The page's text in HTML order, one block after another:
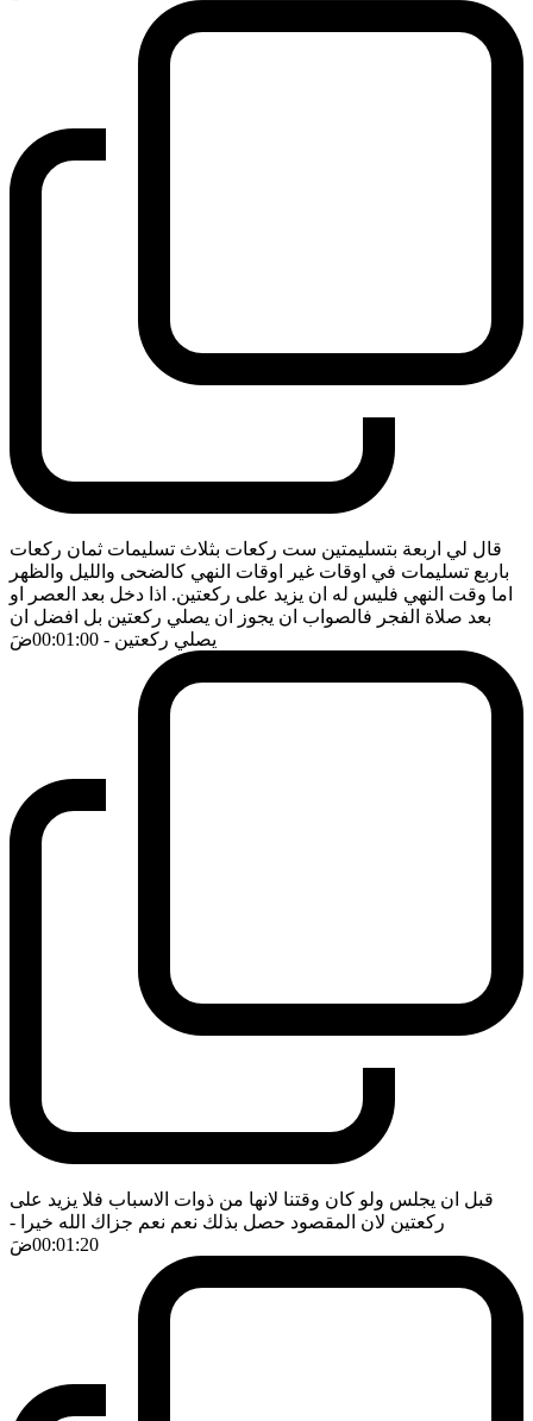
قال لي اربعة بتسليمتين ست ركعات بثلاث تسليمات ثمان ركعات
باربع تسليمات في اوقات غير اوقات النهي كالضحى والليل والظهر
اما وقت النهي فليس له ان يزيد على ركعتين. اذا دخل بعد العصر او
بعد صلاة الفجر فالصواب ان يجوز ان يصلي ركعتين بل افضل ان
يصلي ركعتين - 00:01:00 ضَ
قبل ان يجلس ولو كان وقتنا لانها من ذوات الاسباب فلا يزيد على
ركعتين لان المقصود حصل بذلك نعم نعم جزاك الله خيرا -
00:01:20ضَ